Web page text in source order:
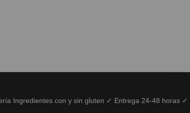
Ingredientes con y sin gluten ✓ Entrega 24-48 horas